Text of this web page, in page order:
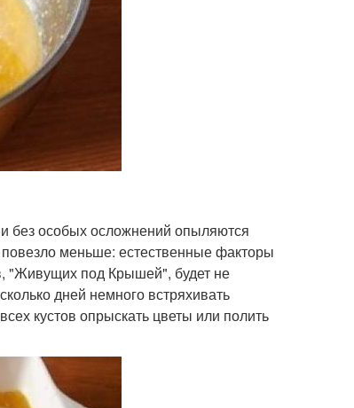
без особых осложнений опыляются
меньше: естественные факторы
"Живущих под Крышей", будет не
дней немного встряхивать
кустов опрыскать цветы или полить